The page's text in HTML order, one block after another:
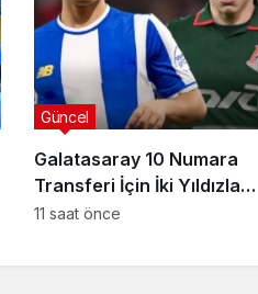
Galatasaray 10 Numara
Transferi İçin İki Yıldızla
Anlaşma Sağladı
Güncel
11 saat önce